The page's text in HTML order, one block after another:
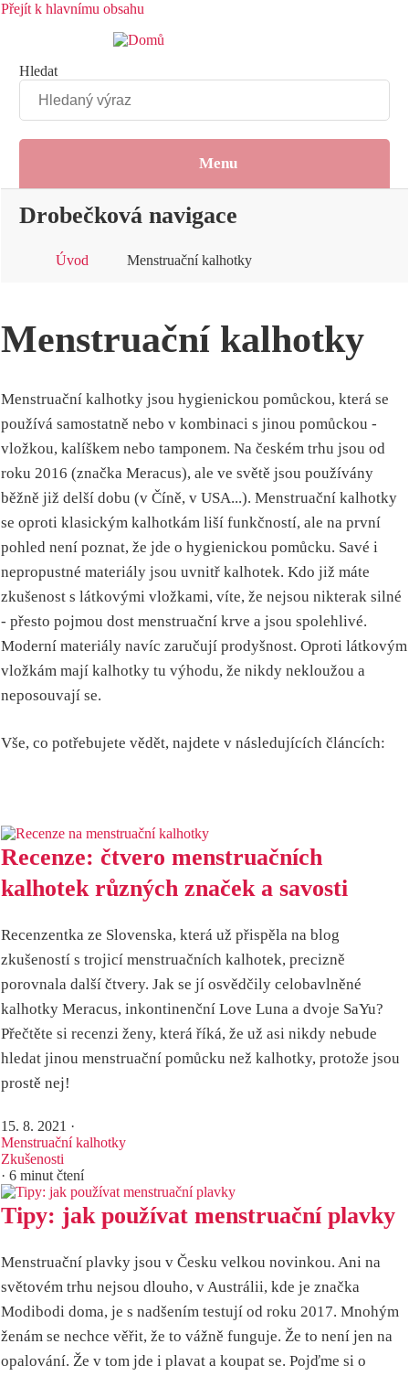
Přejít k hlavnímu obsahu
Hledat
Menu
Drobečková navigace
Úvod Menstruační kalhotky
Menstruační kalhotky
Menstruační kalhotky jsou hygienickou pomůckou, která se
používá samostatně nebo v kombinaci s jinou pomůckou -
vložkou, kalíškem nebo tamponem. Na českém trhu jsou od
roku 2016 (značka Meracus), ale ve světě jsou používány
běžně již delší dobu (v Číně, v USA...). Menstruační kalhotky
se oproti klasickým kalhotkám liší funkčností, ale na první
pohled není poznat, že jde o hygienickou pomůcku. Savé i
nepropustné materiály jsou uvnitř kalhotek. Kdo již máte
zkušenost s látkovými vložkami, víte, že nejsou nikterak silné
- přesto pojmou dost menstruační krve a jsou spolehlivé.
Moderní materiály navíc zaručují prodyšnost. Oproti látkovým
vložkám mají kalhotky tu výhodu, že nikdy nekloužou a
neposouvají se.
Vše, co potřebujete vědět, najdete v následujících článcích:
Recenze: čtvero menstruačních
kalhotek různých značek a savosti
Recenzentka ze Slovenska, která už přispěla na blog
zkušeností s trojicí menstruačních kalhotek, precizně
porovnala další čtvery. Jak se jí osvědčily celobavlněné
kalhotky Meracus, inkontinenční Love Luna a dvoje SaYu?
Přečtěte si recenzi ženy, která říká, že už asi nikdy nebude
hledat jinou menstruační pomůcku než kalhotky, protože jsou
prostě nej!
15. 8. 2021 ·
Menstruační kalhotky
Zkušenosti
· 6 minut čtení
Tipy: jak používat menstruační plavky
Menstruační plavky jsou v Česku velkou novinkou. Ani na
světovém trhu nejsou dlouho, v Austrálii, kde je značka
Modibodi doma, je s nadšením testují od roku 2017. Mnohým
ženám se nechce věřit, že to vážně funguje. Že to není jen na
opalování. Že v tom jde i plavat a koupat se. Pojďme si o